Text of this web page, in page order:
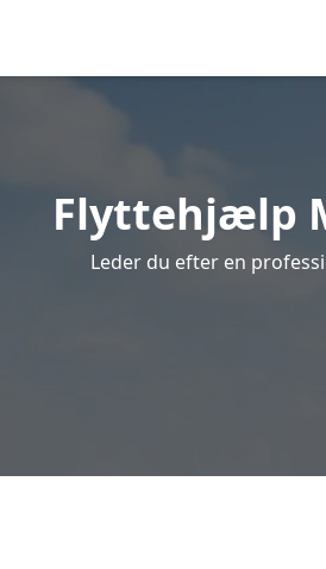
Flyttehjælp
Leder du efter en